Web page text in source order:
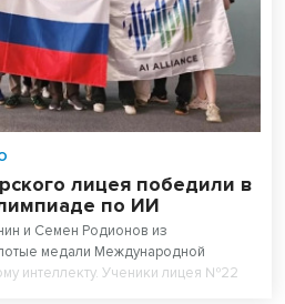
лицея победили в
по ИИ
и Семен Родионов из
медали Международной
интеллекту. Ученики лицея №22